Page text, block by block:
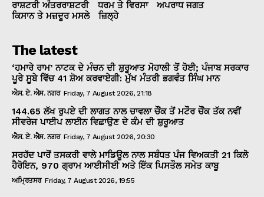
ਰਾਸ਼ਟਰੀ ਅੰਤਰਰਾਸ਼ਟਰੀ
ਧਰਮ ਤੇ ਵਿਰਸਾ
ਅਪਰਾਧ ਜਗਤ
ਕਿਸਾਨ ਤੇ ਮਜ਼ਦੂਰ ਮਸਲੇ
ਜ਼ਿਲ੍ਹੇ
The latest
‘ਹਮਾਰੇ ਰਾਮ’ ਨਾਟਕ ਦੇ ਮੰਚਨ ਦੀ ਸ਼ੁਰੂਆਤ ਮੋਹਾਲੀ ਤੋਂ ਹੋਈ; ਪੰਜਾਬ ਸਰਕਾਰ
ਪੂਰੇ ਸੂਬੇ ਵਿੱਚ 41 ਸ਼ੋਅ ਕਰਵਾਏਗੀ: ਮੁੱਖ ਮੰਤਰੀ ਭਗਵੰਤ ਸਿੰਘ ਮਾਨ
ਐਸ. ਏ. ਐਸ. ਨਗਰ Friday, 7 August 2026, 21:18
144.65 ਲੱਖ ਰੁਪਏ ਦੀ ਲਾਗਤ ਨਾਲ ਚਾਵਲਾ ਚੌਂਕ ਤੋਂ ਮਟੌਰ ਚੌਂਕ ਤੱਕ ਨਵੀਂ
ਸੀਵਰੇਜ ਪਾਈਪ ਲਾਈਨ ਵਿਛਾਉਣ ਦੇ ਕੰਮ ਦੀ ਸ਼ੁਰੂਆਤ
ਐਸ. ਏ. ਐਸ. ਨਗਰ Friday, 7 August 2026, 20:30
ਸਰਹੱਦ ਪਾਰੋਂ ਤਸਕਰੀ ਵਾਲੇ ਮਾਡਿਊਲ ਨਾਲ ਸਬੰਧਤ ਪੰਜ ਵਿਅਕਤੀ 21 ਕਿਲੋ
ਹੈਰੋਇਨ, 970 ਗ੍ਰਾਮ ਆਈਸੀਈ ਅਤੇ ਇੱਕ ਪਿਸਤੌਲ ਸਮੇਤ ਕਾਬੂ
ਅਮ੍ਰਿਤਸਰ Friday, 7 August 2026, 19:55